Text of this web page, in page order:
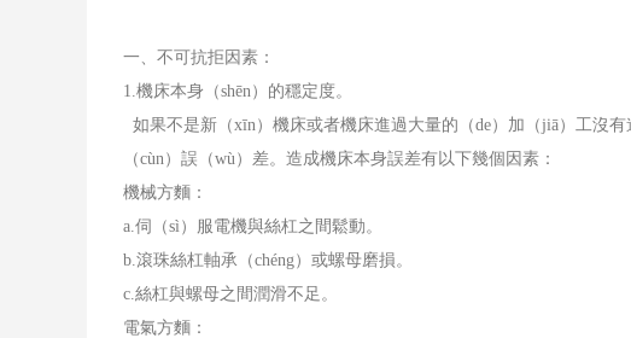
一、不可抗拒因素：
1.機床本身（shēn）的穩定度。
如果不是新（xīn）機床或者機床進過大量的（de）加（jiā）工沒
（cùn）誤（wù）差。造成機床本身誤差有以下幾個因素：
機械方麵：
a.伺（sì）服電機與絲杠之間鬆動。
b.滾珠絲杠軸承（chéng）或螺母磨損。
c.絲杠與螺母之間潤滑不足。
電氣方麵：